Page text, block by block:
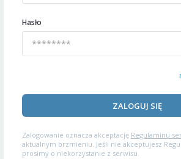
Hasło
ZALOGUJ SIĘ
Zalogowanie oznacza akceptację Regulaminu
aktualnym brzmieniu. Jeśli nie akceptujesz
prosimy o niekorzystanie z serwisu.